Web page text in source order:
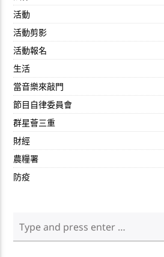
活動
活動剪影
活動報名
生活
當音樂來敲門
節目自律委員會
群星薈三重
財經
農糧署
防疫